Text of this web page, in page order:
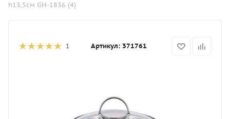
h13,5см GH-1836 (4)
1 Артикул: 371761